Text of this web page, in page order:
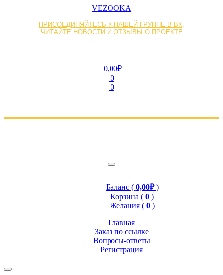
VEZOOKA
ПРИСОЕДИНЯЙТЕСЬ К НАШЕЙ ГРУППЕ В ВК,
ЧИТАЙТЕ НОВОСТИ И ОТЗЫВЫ О ПРОЕКТЕ
0,00₽
0
0
Баланс ( 0,00₽)
Корзина ( 0 )
Желания ( 0 )
Главная
Заказ по ссылке
Вопросы-ответы
Регистрация